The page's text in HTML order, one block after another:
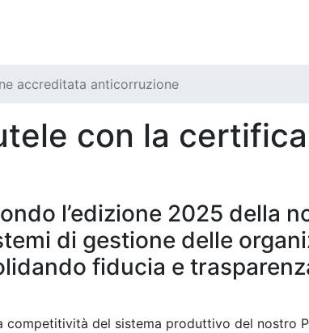
accreditata anticorruzione
con la
l’edizione 2025 della
di gestione delle
fiducia e
competitività del sistema produttivo del nostro